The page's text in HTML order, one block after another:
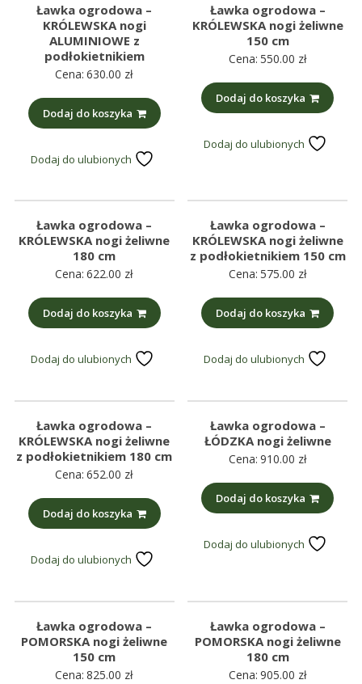
Ławka ogrodowa –
KRÓLEWSKA nogi
ALUMINIOWE z
podłokietnikiem
Cena: 630.00 zł
Dodaj do koszyka
Dodaj do ulubionych
Ławka ogrodowa –
KRÓLEWSKA nogi żeliwne
150 cm
Cena: 550.00 zł
Dodaj do koszyka
Dodaj do ulubionych
Ławka ogrodowa –
KRÓLEWSKA nogi żeliwne
180 cm
Cena: 622.00 zł
Dodaj do koszyka
Dodaj do ulubionych
Ławka ogrodowa –
KRÓLEWSKA nogi żeliwne
z podłokietnikiem 150 cm
Cena: 575.00 zł
Dodaj do koszyka
Dodaj do ulubionych
Ławka ogrodowa –
KRÓLEWSKA nogi żeliwne
z podłokietnikiem 180 cm
Cena: 652.00 zł
Dodaj do koszyka
Dodaj do ulubionych
Ławka ogrodowa –
ŁÓDZKA nogi żeliwne
Cena: 910.00 zł
Dodaj do koszyka
Dodaj do ulubionych
Ławka ogrodowa –
POMORSKA nogi żeliwne
150 cm
Cena: 825.00 zł
Ławka ogrodowa –
POMORSKA nogi żeliwne
180 cm
Cena: 905.00 zł